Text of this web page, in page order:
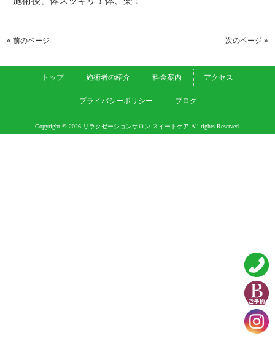
« 前のページ 次のページ »
トップ 施術者の紹介 料金案内 アクセス
プライバシーポリシー ブログ
Copyright © 2026 リラクゼーションサロン スイートケア All rights Reserved.